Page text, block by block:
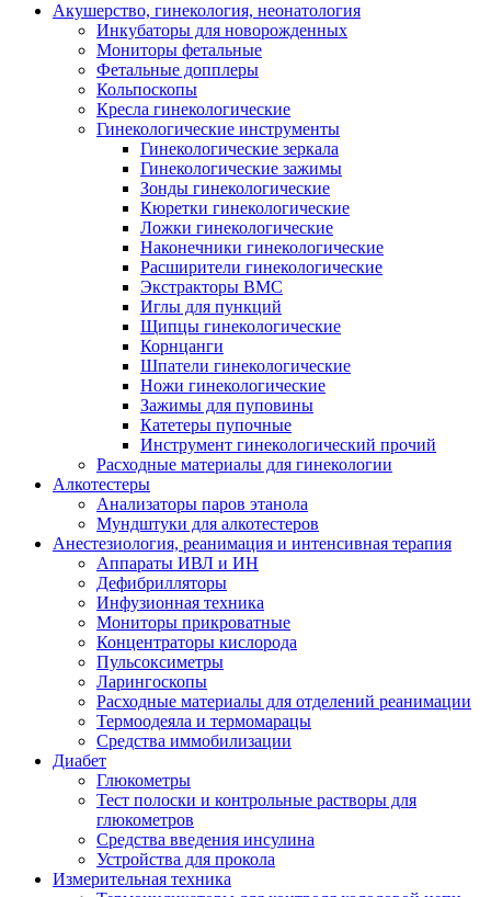
Акушерство, гинекология, неонатология
Инкубаторы для новорожденных
Мониторы фетальные
Фетальные допплеры
Кольпоскопы
Кресла гинекологические
Гинекологические инструменты
Гинекологические зеркала
Гинекологические зажимы
Зонды гинекологические
Кюретки гинекологические
Ложки гинекологические
Наконечники гинекологические
Расширители гинекологические
Экстракторы ВМС
Иглы для пункций
Щипцы гинекологические
Корнцанги
Шпатели гинекологические
Ножи гинекологические
Зажимы для пуповины
Катетеры пупочные
Инструмент гинекологический прочий
Расходные материалы для гинекологии
Алкотестеры
Анализаторы паров этанола
Мундштуки для алкотестеров
Анестезиология, реанимация и интенсивная терапия
Аппараты ИВЛ и ИН
Дефибрилляторы
Инфузионная техника
Мониторы прикроватные
Концентраторы кислорода
Пульсоксиметры
Ларингоскопы
Расходные материалы для отделений реанимации
Термоодеяла и термомарацы
Средства иммобилизации
Диабет
Глюкометры
Тест полоски и контрольные растворы для
глюкометров
Средства введения инсулина
Устройства для прокола
Измерительная техника